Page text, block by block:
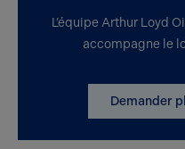
L’équipe Arthur Loyd
accompagne le
Demander